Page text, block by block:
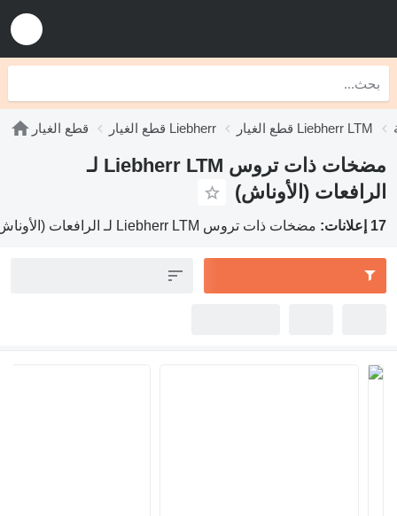
قطع الغيار قطع الغيار Liebherr قطع الغيار Liebherr LTM
مضخات ذات تروس Liebherr LTM لـ
الرافعات (الأوناش)
17 إعلانات: مضخات ذات تروس Liebherr LTM لـ الرافعات (الأوناش)